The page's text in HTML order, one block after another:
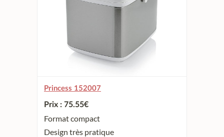
Princess 152007
Prix : 75.55€
Format compact
Design très pratique